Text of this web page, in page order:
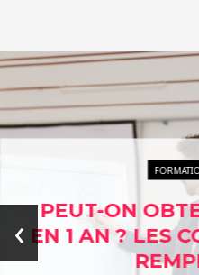
L’ÉTHIQUE
AFFAIRES
NOTRE
‹